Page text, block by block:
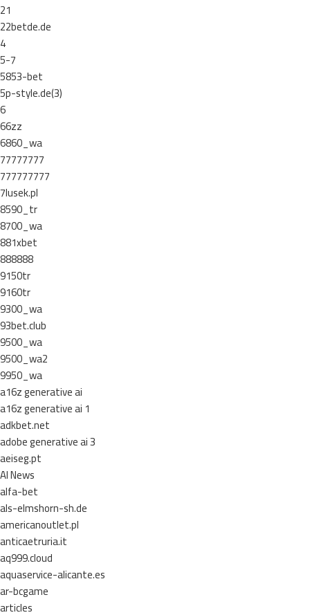
21
22betde.de
4
5-7
5853-bet
5p-style.de(3)
6
66zz
6860_wa
77777777
777777777
7lusek.pl
8590_tr
8700_wa
881xbet
888888
9150tr
9160tr
9300_wa
93bet.club
9500_wa
9500_wa2
9950_wa
a16z generative ai
a16z generative ai 1
adkbet.net
adobe generative ai 3
aeiseg.pt
AI News
alfa-bet
als-elmshorn-sh.de
americanoutlet.pl
anticaetruria.it
aq999.cloud
aquaservice-alicante.es
ar-bcgame
articles